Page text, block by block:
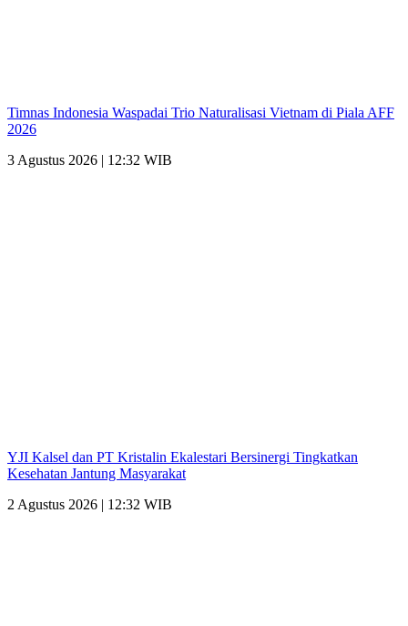
Timnas Indonesia Waspadai Trio Naturalisasi Vietnam di Piala AFF
2026
3 Agustus 2026 | 12:32 WIB
YJI Kalsel dan PT Kristalin Ekalestari Bersinergi Tingkatkan
Kesehatan Jantung Masyarakat
2 Agustus 2026 | 12:32 WIB